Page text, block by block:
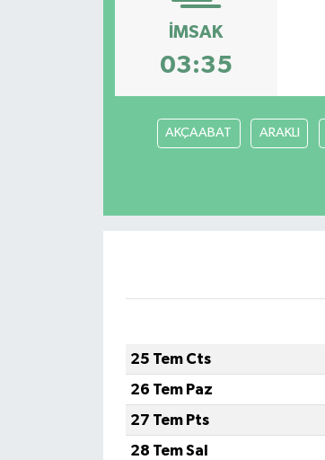
İMSAK
03:35
AKÇAABAT ARAKLI
25 Tem Cts
26 Tem Paz
27 Tem Pts
28 Tem Sal